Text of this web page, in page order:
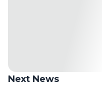
Next News